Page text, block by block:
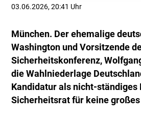
03.06.2026, 20:41 Uhr
München. Der ehemalige
Washington und Vorsitzende
Sicherheitskonferenz,
die Wahlniederlage
Kandidatur als nicht-
Sicherheitsrat für keine